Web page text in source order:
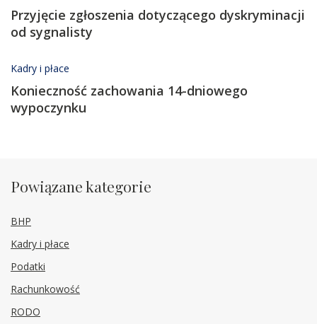
Przyjęcie zgłoszenia dotyczącego dyskryminacji
od sygnalisty
Kadry i płace
Konieczność zachowania 14-dniowego
wypoczynku
Powiązane kategorie
BHP
Kadry i płace
Podatki
Rachunkowość
RODO